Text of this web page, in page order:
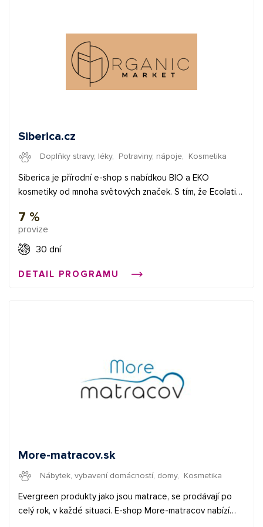
Siberica.cz
Doplňky stravy, léky, Potraviny, nápoje, Kosmetika
Siberica je přírodní e-shop s nabídkou BIO a EKO
kosmetiky od mnoha světových značek. S tím, že Ecolatier
jsou péče o tělo, pleť a vlasy. Nabízí ale i řadu dalších
výživových doplňků, které jsou rozdělené podle
zdravotních problémů. Nepřehlédněte ani jejich nabídku
průměrná provize 2 € ✅ bannery + XML feed Začněte
7 %
provize
30 dní
DETAIL PROGRAMU
More-matracov.sk
Nábytek, vybavení domácností, domy, Kosmetika
Evergreen produkty jako jsou matrace, se prodávají po
celý rok, v každé situaci. E-shop More-matracov nabízí